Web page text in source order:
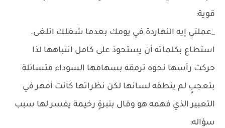
قوية:
_عملتي إيه النهاردة في يومك بعدما شغلك اتلغى.
استطاع بكلماته أن يستحوذ على كامل انتباهها لذا
حركت رأسها نحوه ترمقه بسهامها السوداء متسائلة
بتعجبٍ لم ينطقه لسانها لكن نظراتها كانت أمهر في
التعبير الذي فهمه هو وقال بنبرةٍ رخيمة يفسر لها سبب
سؤاله: